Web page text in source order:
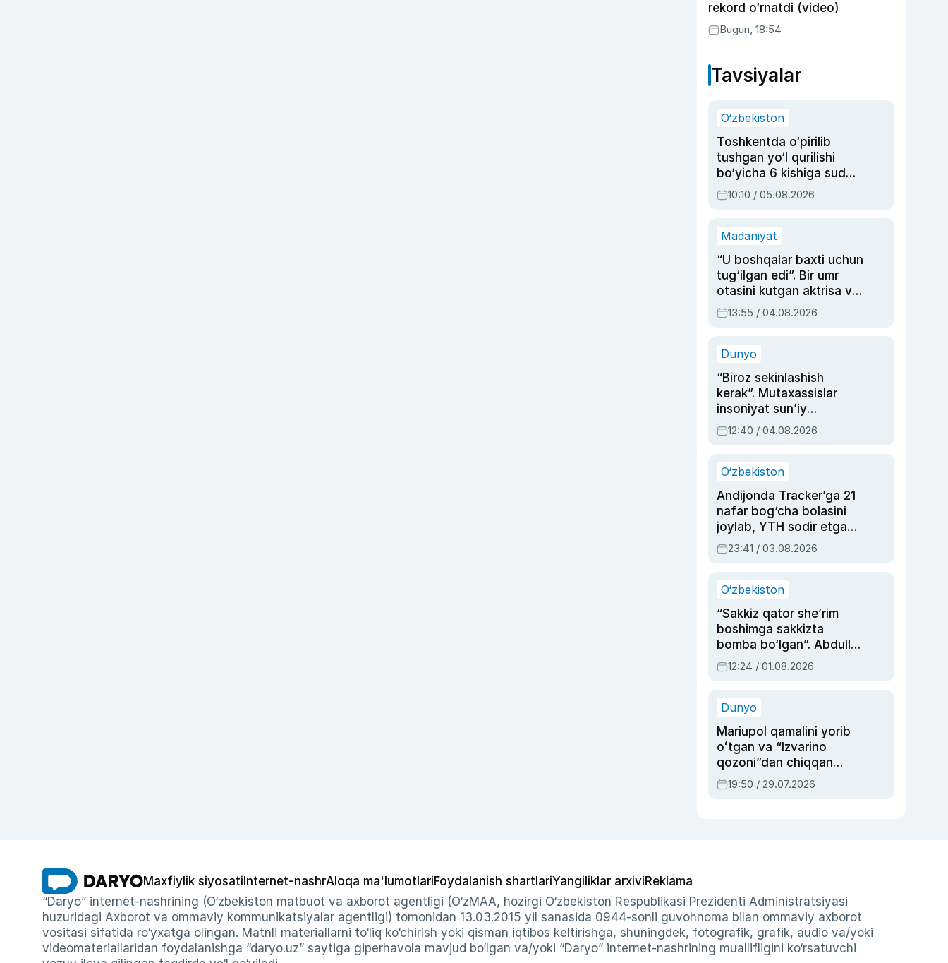
rekord o‘rnatdi (video)
Bugun, 18:54
Tavsiyalar
O‘zbekiston
Toshkentda o‘pirilib
tushgan yo‘l qurilishi
bo‘yicha 6 kishiga sud
hukmi o‘qildi
10:10 / 05.08.2026
Madaniyat
“U boshqalar baxti uchun
tug‘ilgan edi”. Bir umr
otasini kutgan aktrisa va
dublyaj ustasi Rimma
Ahmedovaning
13:55 / 04.08.2026
Dunyo
“Biroz sekinlashish
kerak”. Mutaxassislar
insoniyat sun’iy
intellektni boshqara
olmay qolishidan xavotir
12:40 / 04.08.2026
O‘zbekiston
Andijonda Tracker’ga 21
nafar bog‘cha bolasini
joylab, YTH sodir etgan
ayolga sud hukmi o‘qildi
23:41 / 03.08.2026
O‘zbekiston
“Sakkiz qator she’rim
boshimga sakkizta
bomba bo‘lgan”. Abdulla
Oripovni siyosiy
ayblovlardan asrab
12:24 / 01.08.2026
Dunyo
Mariupol qamalini yorib
oʻtgan va “Izvarino
qozoni”dan chiqqan
qahramon — Ukraina
armiyasi bosh
19:50 / 29.07.2026
Maxfiylik siyosati Internet-nashrAloqa ma'lumotlariFoydalanish shartlariYangiliklar arxiviReklama
“Daryo” internet-nashrining (O‘zbekiston matbuot va axborot agentligi (O‘zMAA, hozirgi O‘zbekiston Respublikasi Prezidenti Administratsiyasi
huzuridagi Axborot va ommaviy kommunikatsiyalar agentligi) tomonidan 13.03.2015 yil sanasida 0944-sonli guvohnoma bilan ommaviy axborot
vositasi sifatida ro‘yxatga olingan. Matnli materiallarni to‘liq ko‘chirish yoki qisman iqtibos keltirishga, shuningdek, fotografik, grafik, audio va/yoki
videomateriallaridan foydalanishga “daryo.uz” saytiga giperhavola mavjud bo‘lgan va/yoki “Daryo” internet-nashrining muallifligini ko‘rsatuvchi